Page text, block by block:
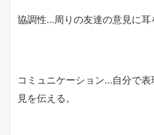
協調性…周りの友達の意見に耳
コミュニケーション…自分で
見を伝える。